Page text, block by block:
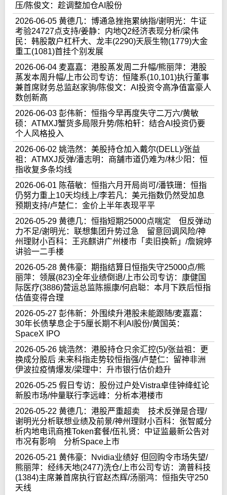
压/陈俊文：趁调整加仓AI股份
2026-06-05 黄德几：博通急挫拖累纳指/谢明光：牛证
考验24727点支持/姜静：内地Q2经济表现分析/梁伟
民：韩股散户杠杆大、龙丰(2290)天辰生物(1779)大金
重工(1081)首挂个别发展
2026-06-04 麦嘉嘉：港股蒸发周二升幅/熊丽萍：港股
蒸发本周升幅/上市公司专访：恒隆系(10,101)执行董事
兼首席财务总监赵家驹/陈俊文：AI投资令高净值富豪人
数创新高
2026-06-03 彭伟新：恒指今早再度失守二万六/黄敏
硕：ATMXJ蟹货多局限升势/陈柏轩：结合AI投资仍要
个人风格投入
2026-06-02 姚浩然：美股持仓加入戴尔(DELL)/张益
祖：ATMXJ反弹/潘志明：商舗市道仍难为/林少阳：恒
指收复多条均线
2026-06-01 陈蓓敏：恒指六月开局尚可/潘铁珊：恒指
仍努力重上10天均线上/李若凡：美元指数仍然受加息
预期支持/卢楚仁：金价上半年表现平平
2026-05-29 黄德几：恒指短期25000点喘定 但反弹动
力不足/谢明光：联想集团升势过急 留意回调风险/神
州理财小百科：王兆麒讲广州楼市「卖旧换新」/詹婉婷
讲验一二手楼
2026-05-28 黄伟豪：期指结算日恒指失守25000点/熊
丽萍：领展(823)全年业绩倒退/上市公司专访：康健国
际医疗(3886)营运总监陈振康/何启聪：本月下跌后恒指
估值变得合理
2026-05-27 彭伟新：外围续升港股未能跟随/麦嘉嘉：
30年长债孳息企于5厘长期不利AI股份/黄国英：
SpaceX IPO
2026-05-26 姚浩然：港股持仓只余汇控(5)/张益祖：更
换成分股后 未来科指走势较恒指强/卢楚仁：留神非洲
伊波拉疫情爆发/梁理中：升市银行估价趋升
2026-05-25 假日专访：股份过户处Vistra卓佳钟绛虹论
新股市场/仲量联行李远峰：分析本港楼市
2026-05-22 黄德几：港股严重超卖 技术反弹是合理/
谢明光分析联想业绩及前景/神州理财小百科：张智威分
析内地电讯商推Token套餐/伍礼贤：中证监最新公告对
市况有影响 分析Space上市
2026-05-21 黄伟豪：Nvidia业绩好 但回购令市场失望/
熊丽萍：经纬天地(2477)洗仓/上市公司专访：滴普科技
(1384)主席兼首席执行官赵杰辉/汤丽鸿：恒指失守250
天线